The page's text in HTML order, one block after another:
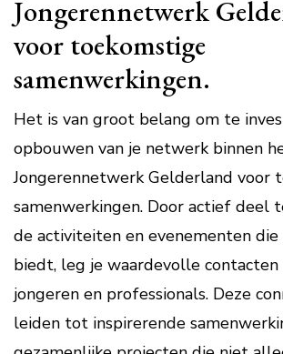
Jongerennetwerk
voor toekomstige
samenwerkingen.
Het is van groot belang om te
opbouwen van je netwerk binnen
Jongerennetwerk Gelderland voor
samenwerkingen. Door actief deel
de activiteiten en evenementen
biedt, leg je waardevolle
jongeren en professionals. Deze
leiden tot inspirerende